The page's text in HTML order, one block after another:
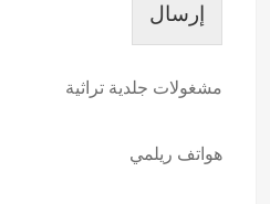
إرسال
مشغولات جلدية تراثية
هواتف ريلمي